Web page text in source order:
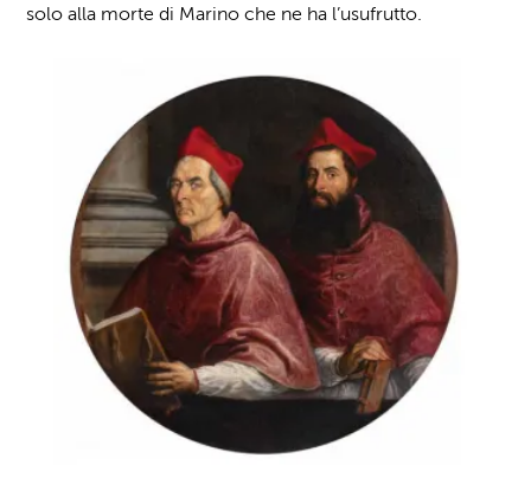
solo alla morte di Marino che ne ha l’usufrutto.